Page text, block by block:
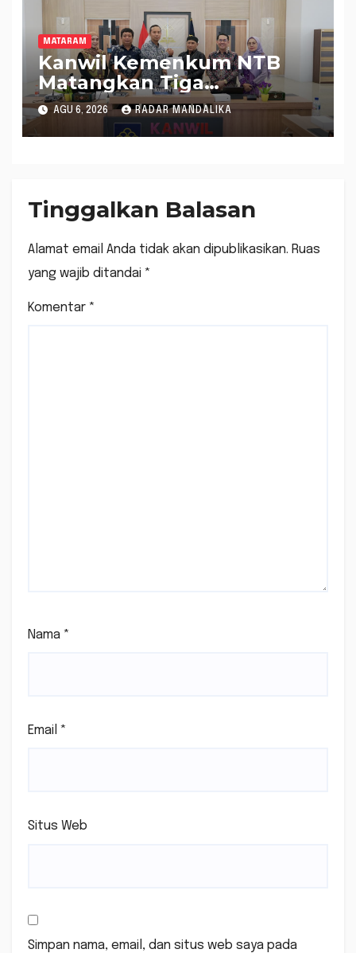
MATARAM
Kanwil Kemenkum NTB
Matangkan Tiga
Rancangan Perbup
Sumbawa Barat melalui
Harmonisasi Regulasi
AGU 6, 2026 RADAR MANDALIKA
Tinggalkan Balasan
Alamat email Anda tidak akan dipublikasikan. Ruas
yang wajib ditandai *
Komentar *
Nama *
Email *
Situs Web
Simpan nama, email, dan situs web saya pada